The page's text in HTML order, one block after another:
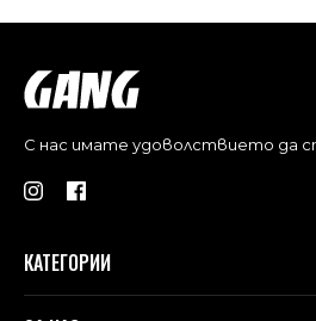
С нас имате удоволствието да
КАТЕГОРИИ